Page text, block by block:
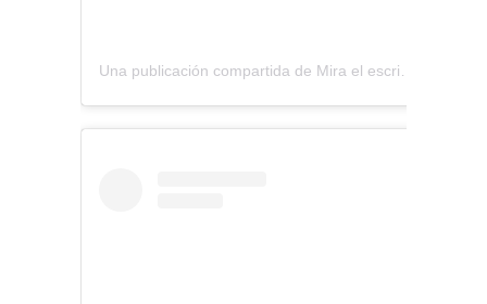
Una publicación compartida de Mira el escritorio (@miraelescritorio)